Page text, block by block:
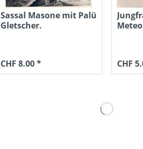
Sassal Masone mit Palü
Gletscher.
CHF 8.00 * CHF